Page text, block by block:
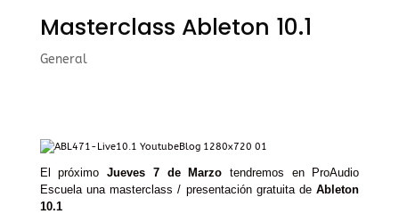
Masterclass Ableton 10.1
General
El próximoJueves 7 de Marzo tendremos en ProAudio
Escuela una masterclass / presentación gratuita deAbleton
10.1